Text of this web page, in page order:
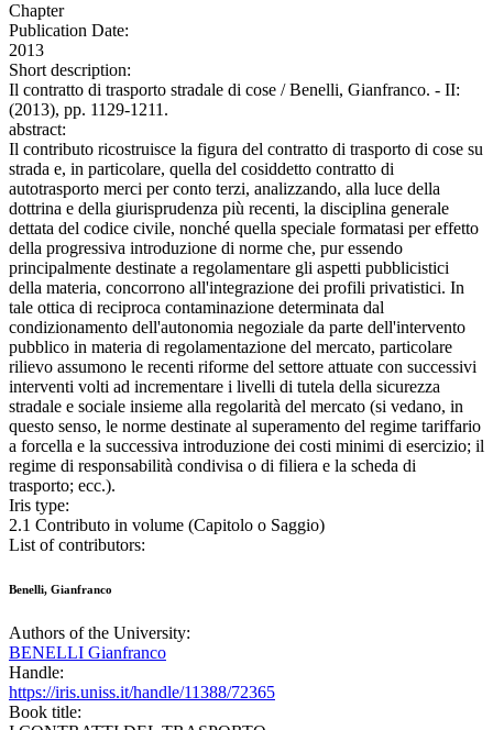
Chapter
Publication Date:
2013
Short description:
Il contratto di trasporto stradale di cose / Benelli, Gianfranco. - II:
(2013), pp. 1129-1211.
abstract:
Il contributo ricostruisce la figura del contratto di trasporto di cose su
strada e, in particolare, quella del cosiddetto contratto di
autotrasporto merci per conto terzi, analizzando, alla luce della
dottrina e della giurisprudenza più recenti, la disciplina generale
dettata del codice civile, nonché quella speciale formatasi per effetto
della progressiva introduzione di norme che, pur essendo
principalmente destinate a regolamentare gli aspetti pubblicistici
della materia, concorrono all'integrazione dei profili privatistici. In
tale ottica di reciproca contaminazione determinata dal
condizionamento dell'autonomia negoziale da parte dell'intervento
pubblico in materia di regolamentazione del mercato, particolare
rilievo assumono le recenti riforme del settore attuate con successivi
interventi volti ad incrementare i livelli di tutela della sicurezza
stradale e sociale insieme alla regolarità del mercato (si vedano, in
questo senso, le norme destinate al superamento del regime tariffario
a forcella e la successiva introduzione dei costi minimi di esercizio; il
regime di responsabilità condivisa o di filiera e la scheda di
trasporto; ecc.).
Iris type:
2.1 Contributo in volume (Capitolo o Saggio)
List of contributors:
Benelli, Gianfranco
Authors of the University:
BENELLI Gianfranco
Handle:
https://iris.uniss.it/handle/11388/72365
Book title: